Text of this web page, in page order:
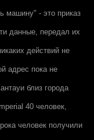
машину" - это приказ
данные, передал их
действий не
адрес пока не
близ города
40 человек,
человек получили